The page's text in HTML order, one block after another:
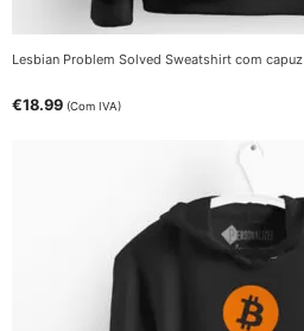
Lesbian Problem Solved Sweatshirt com capuz
€18.99 (Com IVA)